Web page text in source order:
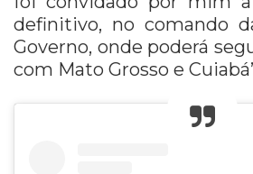
definitivo, no comando
Governo, onde poderá
com Mato Grosso e